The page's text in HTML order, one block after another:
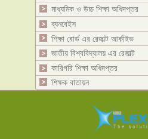
মাধ্যমিক ও উচ্চ শিক্ষা অধিদপ্তর
ব্যনবেইস
শিক্ষা বোর্ড এর রেজাল্ট আর্কাইভ
জাতীয় বিশ্ববিদ্যালয় এর রেজাল্ট
কারিগরি শিক্ষা অধিদপ্তর
শিক্ষক বাতায়ন